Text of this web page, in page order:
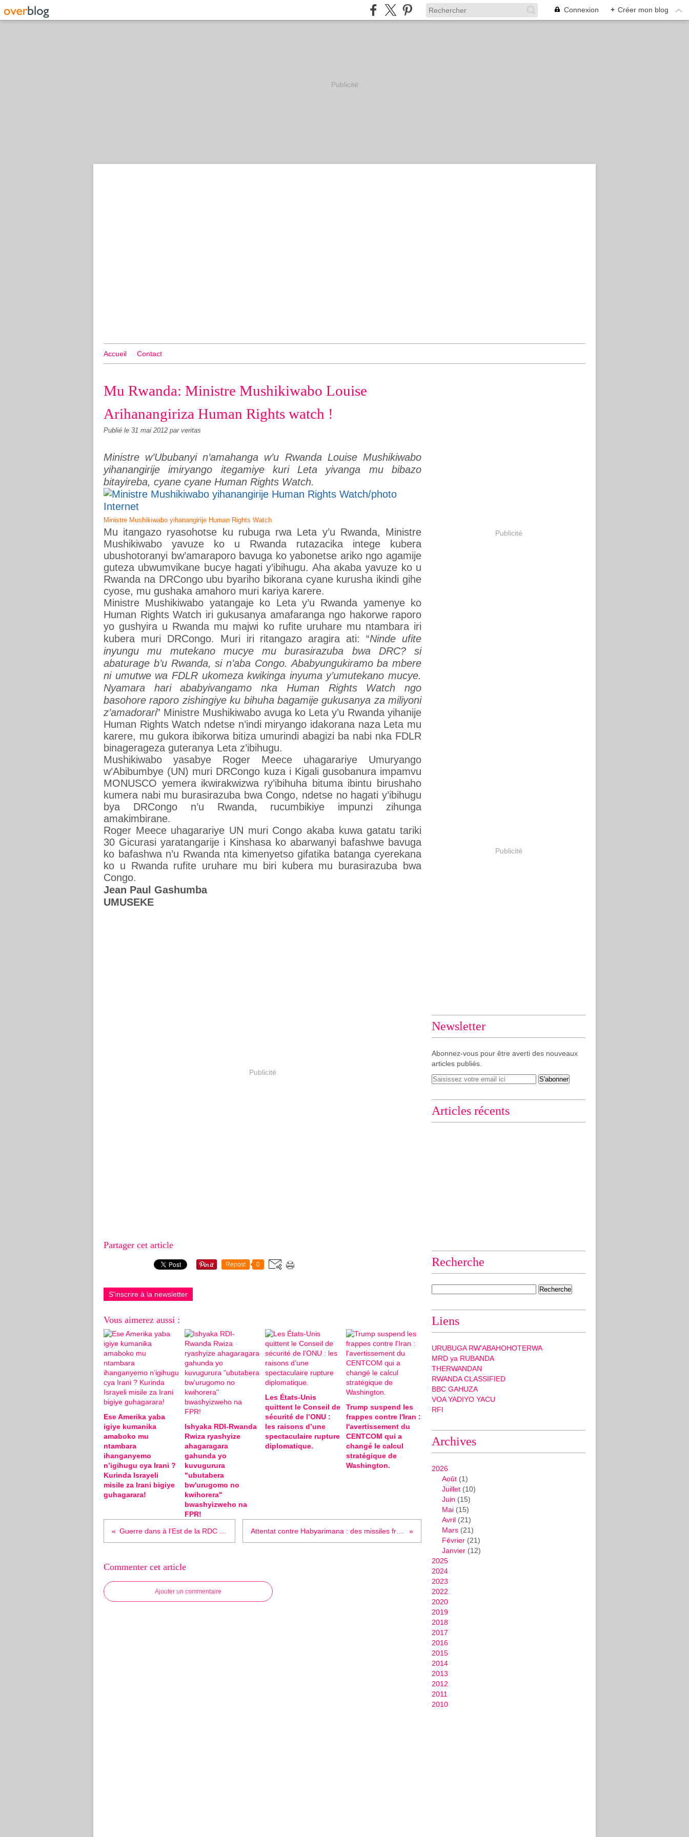
Connexion + Créer mon blog
Publicité
Accueil Contact
Mu Rwanda: Ministre Mushikiwabo Louise
Arihanangiriza Human Rights watch !
Publié le 31 mai 2012 par veritas
Ministre w’Ububanyi n’amahanga w’u Rwanda Louise Mushikiwabo
yihanangirije imiryango itegamiye kuri Leta yivanga mu bibazo
bitayireba, cyane cyane Human Rights Watch.
Ministre Mushikiwabo yihanangirije Human Rights Watch
Mu itangazo ryasohotse ku rubuga rwa Leta y’u Rwanda, Ministre
Mushikiwabo yavuze ko u Rwanda rutazacika intege kubera
ubushotoranyi bw’amaraporo bavuga ko yabonetse ariko ngo agamije
guteza ubwumvikane bucye hagati y’ibihugu. Aha akaba yavuze ko u
Rwanda na DRCongo ubu byariho bikorana cyane kurusha ikindi gihe
cyose, mu gushaka amahoro muri kariya karere.
Ministre Mushikiwabo yatangaje ko Leta y’u Rwanda yamenye ko
Human Rights Watch iri gukusanya amafaranga ngo hakorwe raporo
yo gushyira u Rwanda mu majwi ko rufite uruhare mu ntambara iri
kubera muri DRCongo. Muri iri ritangazo aragira ati: “Ninde ufite
inyungu mu mutekano mucye mu burasirazuba bwa DRC? si
abaturage b’u Rwanda, si n’aba Congo. Ababyungukiramo ba mbere
ni umutwe wa FDLR ukomeza kwikinga inyuma y’umutekano mucye.
Nyamara hari ababyivangamo nka Human Rights Watch ngo
basohore raporo zishingiye ku bihuha bagamije gukusanya za miliyoni
z’amadorari” Ministre Mushikiwabo avuga ko Leta y’u Rwanda yihanije
Human Rights Watch ndetse n’indi miryango idakorana naza Leta mu
karere, mu gukora ibikorwa bitiza umurindi abagizi ba nabi nka FDLR
binagerageza guteranya Leta z’ibihugu.
Mushikiwabo yasabye Roger Meece uhagarariye Umuryango
w’Abibumbye (UN) muri DRCongo kuza i Kigali gusobanura impamvu
MONUSCO yemera ikwirakwizwa ry’ibihuha bituma ibintu birushaho
kumera nabi mu burasirazuba bwa Congo, ndetse no hagati y’ibihugu
bya DRCongo n’u Rwanda, rucumbikiye impunzi zihunga
amakimbirane.
Roger Meece uhagarariye UN muri Congo akaba kuwa gatatu tariki
30 Gicurasi yaratangarije i Kinshasa ko abarwanyi bafashwe bavuga
ko bafashwa n’u Rwanda nta kimenyetso gifatika batanga cyerekana
ko u Rwanda rufite uruhare mu biri kubera mu burasirazuba bwa
Congo.
Jean Paul Gashumba
UMUSEKE
Publicité
Partager cet article
Repost 0
S'inscrire à la newsletter
Vous aimerez aussi :
Ese Amerika yaba
igiye kumanika
amaboko mu
ntambara
ihanganyemo
n’igihugu cya Irani ?
Kurinda Israyeli
misile za Irani bigiye
guhagarara!
Ishyaka RDI-Rwanda
Rwiza ryashyize
ahagaragara
gahunda yo
kuvugurura
"ubutabera
bw'urugomo no
kwihorera"
bwashyizweho na
FPR!
Les États-Unis
quittent le Conseil de
sécurité de l’ONU :
les raisons d’une
spectaculaire rupture
diplomatique.
Trump suspend les
frappes contre l'Iran :
l'avertissement du
CENTCOM qui a
changé le calcul
stratégique de
Washington.
Commenter cet article
Ajouter un commentaire
Publicité
Publicité
Newsletter
Abonnez-vous pour être averti des nouveaux
articles publiés.
Articles récents
Recherche
Liens
URUBUGA RW'ABAHOHOTERWA
MRD ya RUBANDA
THERWANDAN
RWANDA CLASSIFIED
BBC GAHUZA
VOA YADIYO YACU
RFI
Archives
2026
Août (1)
Juillet (10)
Juin (15)
Mai (15)
Avril (21)
Mars (21)
Février (21)
Janvier (12)
2025
2024
2023
2022
2020
2019
2018
2017
2016
2015
2014
2013
2012
2011
2010